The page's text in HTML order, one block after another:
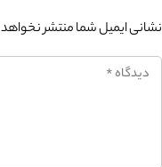
نشانی ایمیل شما منتشر